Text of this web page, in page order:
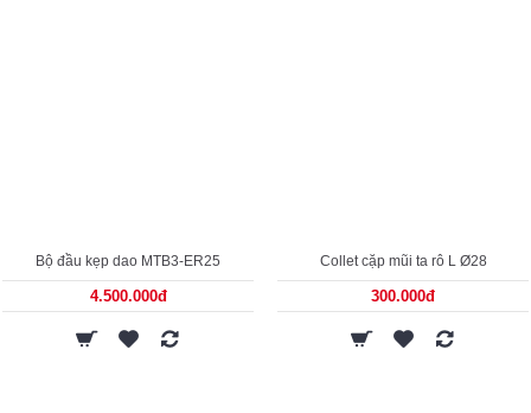
Bộ đầu kẹp dao MTB3-ER25
4.500.000đ
Collet cặp mũi ta rô L Ø28
300.000đ